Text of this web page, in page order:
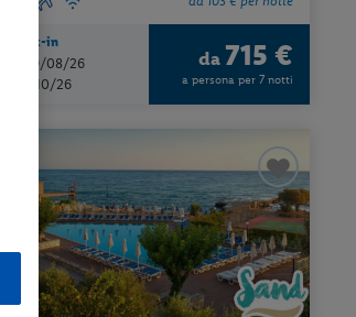
Check-in
dal 19/08/26
al 17/10/26
da 715 €
a persona per 7 notti